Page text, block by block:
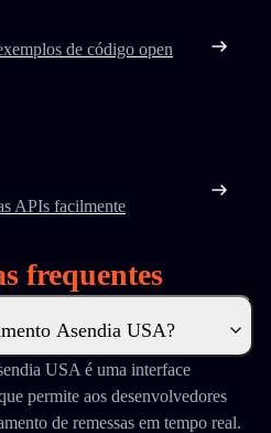
de código open
APIs facilmente
frequentes
Asendia USA?
USA é uma interface
permite aos desenvolvedores
de remessas em tempo real.